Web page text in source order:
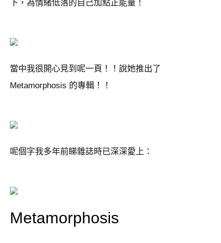
下，為情緒低落的自己加點正能量！
當中我很開心見到呢一頁！！說她推出了
Metamorphosis 的專輯！！
呢個字我多年前睇雜誌時已深深愛上：
Metamorphosis